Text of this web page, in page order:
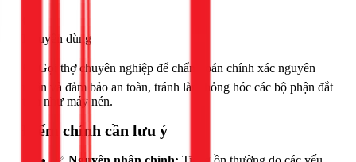
Khuyên dùng
🟢 Gọi thợ chuyên nghiệp để chẩn đoán chính xác nguyên
nhân và đảm bảo an toàn, tránh làm hỏng hóc các bộ phận đắt
tiền như máy nén.
Điểm chính cần lưu ý